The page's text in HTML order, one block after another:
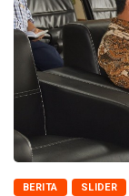
BERITA SLIDER